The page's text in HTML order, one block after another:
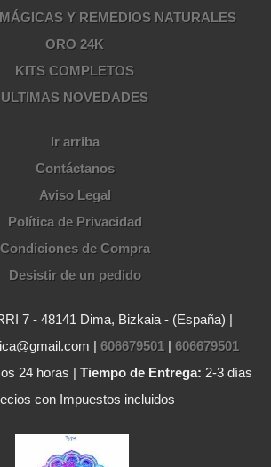
Y REMEDIOS NATURALES
ORO 24K
KITS COMPLETOS
ULTIMAS NOVEDADES
Ir arriba
Contáctanos
Aviso Legal
Política de Privacidad
Condiciones de Compra
Desistir de un pedido
7 - 48141 Dima, Bizkaia - (España) |
| 606679501| 606679501
24 horas | Tiempo de Entrega: 2-3 días
con Impuestos incluidos